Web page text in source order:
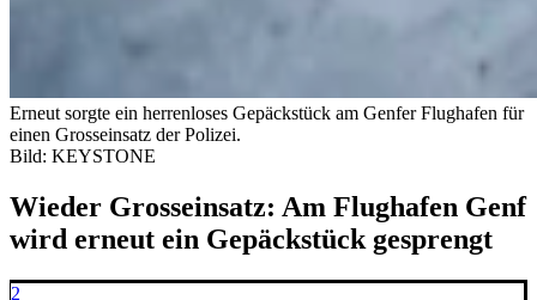
Erneut sorgte ein herrenloses Gepäckstück am Genfer Flughafen für
einen Grosseinsatz der Polizei.
Bild: KEYSTONE
Wieder Grosseinsatz: Am Flughafen Genf
wird erneut ein Gepäckstück gesprengt
2